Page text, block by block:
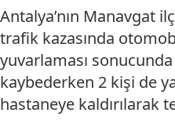
Antalya’nın Manavgat
trafik kazasında
yuvarlaması sonucunda
kaybederken 2 kişi de
hastaneye kaldırılarak